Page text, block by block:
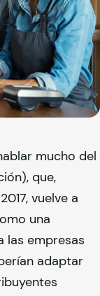
mucho del
que,
vuelve a
una
las empresas
adaptar